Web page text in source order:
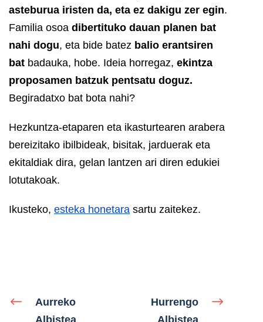
asteburua iristen da, eta ez dakigu zer egin.
Familia osoa dibertituko dauan planen bat
nahi dogu, eta bide batez balio erantsiren
bat badauka, hobe. Ideia horregaz, ekintza
proposamen batzuk pentsatu doguz.
Begiradatxo bat bota nahi?
Hezkuntza-etaparen eta ikasturtearen arabera
bereizitako ibilbideak, bisitak, jarduerak eta
ekitaldiak dira, gelan lantzen ari diren edukiei
lotutakoak.
Ikusteko, esteka honetara sartu zaitekez.
Aurreko
Albistea
Hurrengo
Albistea